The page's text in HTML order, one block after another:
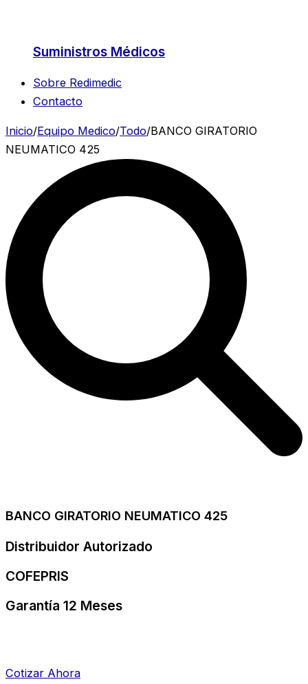
Suministros Médicos
Sobre Redimedic
Contacto
Inicio/Equipo Medico/Todo/BANCO GIRATORIO
NEUMATICO 425
BANCO GIRATORIO NEUMATICO 425
Distribuidor Autorizado
COFEPRIS
Garantía 12 Meses
Cotizar Ahora